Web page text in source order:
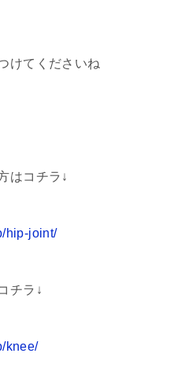
けてくださいね
はコチラ↓
hip-joint/
チラ↓
knee/